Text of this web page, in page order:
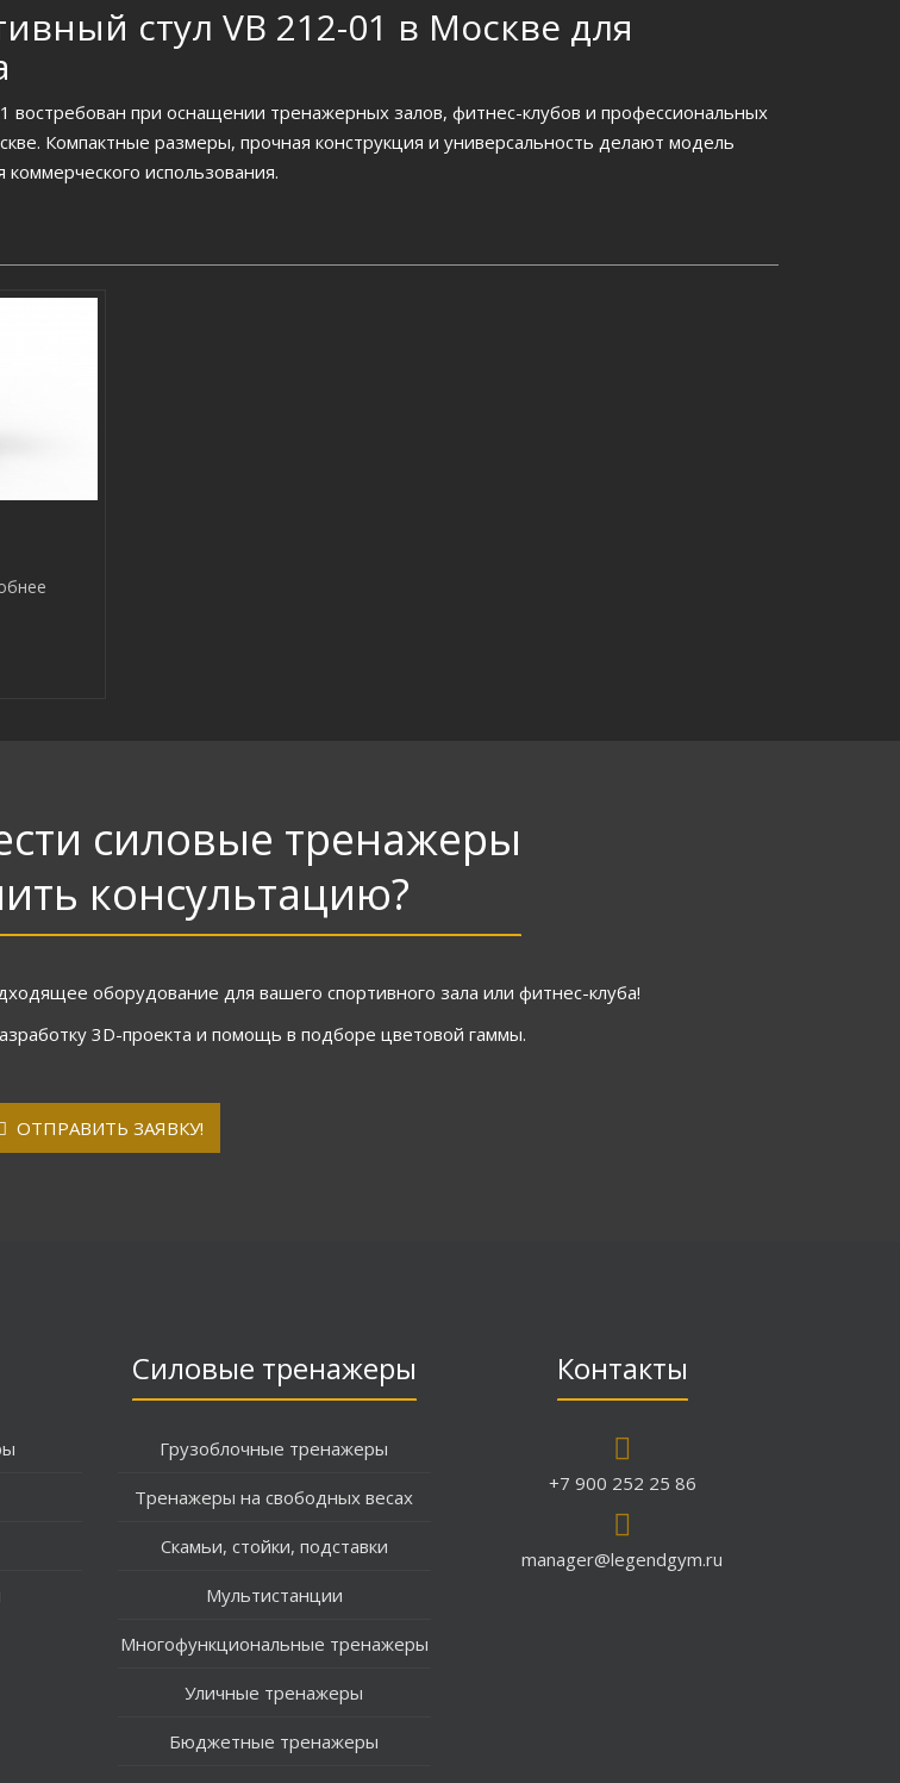
стул VB 212-01 в Москве для
востребован при оснащении тренажерных залов, фитнес-клубов и профессиональных
Компактные размеры, прочная конструкция и универсальность делают модель
использования.
силовые тренажеры
консультацию?
оборудование для вашего спортивного зала или фитнес-клуба!
3D-проекта и помощь в подборе цветовой гаммы.
ОТПРАВИТЬ ЗАЯВКУ!
Силовые тренажеры
Грузоблочные тренажеры
Тренажеры на свободных весах
Скамьи, стойки, подставки
Мультистанции
Многофункциональные тренажеры
Уличные тренажеры
Бюджетные тренажеры
Контакты
+7 900 252 25 86
manager@legendgym.ru